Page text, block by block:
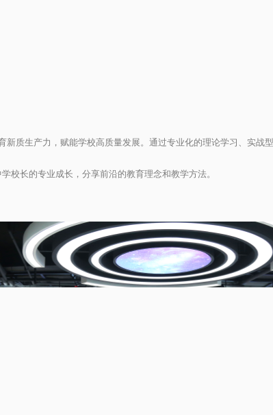
新质生产力，赋能学校高质量发展。通过专业化的理论学习、实战
校长的专业成长 ， 分享前沿的教育理念和教学方法。